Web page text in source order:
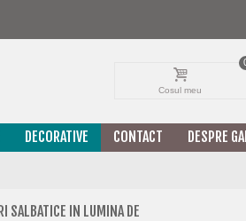
Cosul meu
DECORATIVE CONTACT DESPRE
SALBATICE IN LUMINA DE